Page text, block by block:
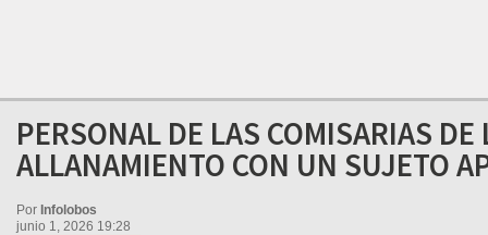
PERSONAL DE LAS COMISARIAS
ALLANAMIENTO CON UN SUJETO
Por Infolobos
junio 1, 2026 19:28